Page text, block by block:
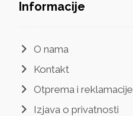
Informacije
O nama
Kontakt
Otprema i reklamacije
Izjava o privatnosti